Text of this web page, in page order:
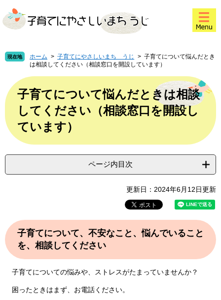
ー
ジ
ニ
ュ
本
へ
現在地 ホーム > 子育てにやさしいまち うじ > 子育てについて悩んだとき
は相談してください（相談窓口を開設しています）
文
子育てについて悩んだときは相談
してください（相談窓口を開設し
ています）
ページ内目次
更新日：2024年6月12日更新
子育てについて、不安なこと、悩んでいること
を、相談してください
子育てについての悩みや、ストレスがたまっていませんか？
困ったときはまず、お電話ください。